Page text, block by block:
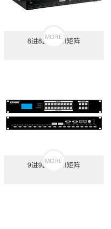
8进8出HDMI矩阵
MORE
9进9出HDMI矩阵
MORE